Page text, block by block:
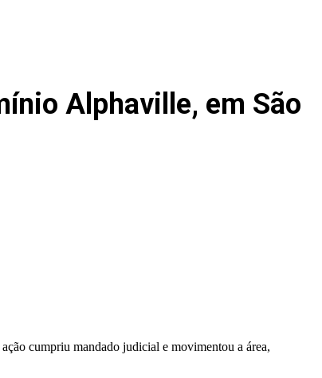
Alphaville, em São
cumpriu mandado judicial e movimentou a área,